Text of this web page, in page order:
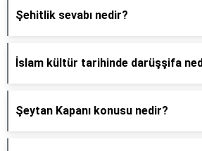
Şehitlik sevabı nedir?
İslam kültür tarihinde darüşşifa
Şeytan Kapanı konusu nedir?